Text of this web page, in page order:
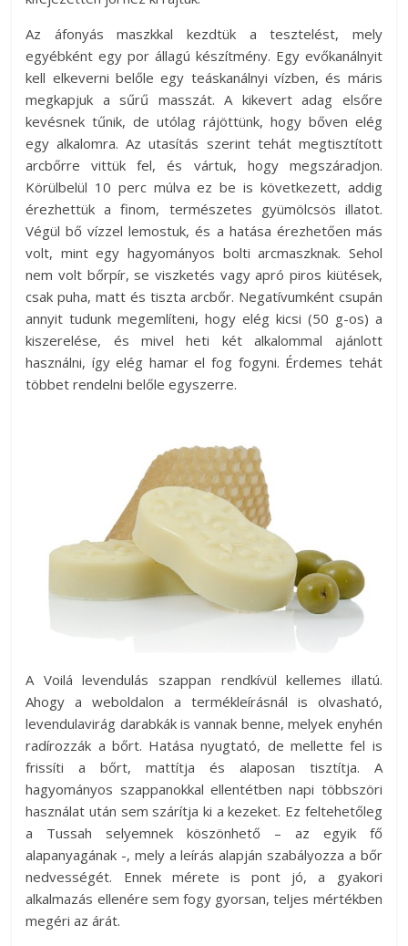
Az áfonyás maszkkal kezdtük a tesztelést, mely
egyébként egy por állagú készítmény. Egy evőkanálnyit
kell elkeverni belőle egy teáskanálnyi vízben, és máris
megkapjuk a sűrű masszát. A kikevert adag elsőre
kevésnek tűnik, de utólag rájöttünk, hogy bőven elég
egy alkalomra. Az utasítás szerint tehát megtisztított
arcbőrre vittük fel, és vártuk, hogy megszáradjon.
Körülbelül 10 perc múlva ez be is következett, addig
érezhettük a finom, természetes gyümölcsös illatot.
Végül bő vízzel lemostuk, és a hatása érezhetően más
volt, mint egy hagyományos bolti arcmaszknak. Sehol
nem volt bőrpír, se viszketés vagy apró piros kiütések,
csak puha, matt és tiszta arcbőr. Negatívumként csupán
annyit tudunk megemlíteni, hogy elég kicsi (50 g-os) a
kiszerelése, és mivel heti két alkalommal ajánlott
használni, így elég hamar el fog fogyni. Érdemes tehát
többet rendelni belőle egyszerre.
A Voilá levendulás szappan rendkívül kellemes illatú.
Ahogy a weboldalon a termékleírásnál is olvasható,
levendulavirág darabkák is vannak benne, melyek enyhén
radírozzák a bőrt. Hatása nyugtató, de mellette fel is
frissíti a bőrt, mattítja és alaposan tisztítja. A
hagyományos szappanokkal ellentétben napi többszöri
használat után sem szárítja ki a kezeket. Ez feltehetőleg
a Tussah selyemnek köszönhető – az egyik fő
alapanyagának -, mely a leírás alapján szabályozza a bőr
nedvességét. Ennek mérete is pont jó, a gyakori
alkalmazás ellenére sem fogy gyorsan, teljes mértékben
megéri az árát.